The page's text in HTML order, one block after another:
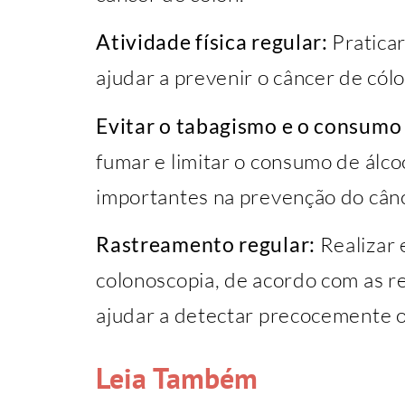
Atividade física regular:
ajudar a prevenir o câncer de
Evitar o tabagismo e o
fumar e limitar o consumo de
importantes na prevenção do
Rastreamento regular: Realizar
colonoscopia, de acordo com as
ajudar a detectar precocemente
Leia Também